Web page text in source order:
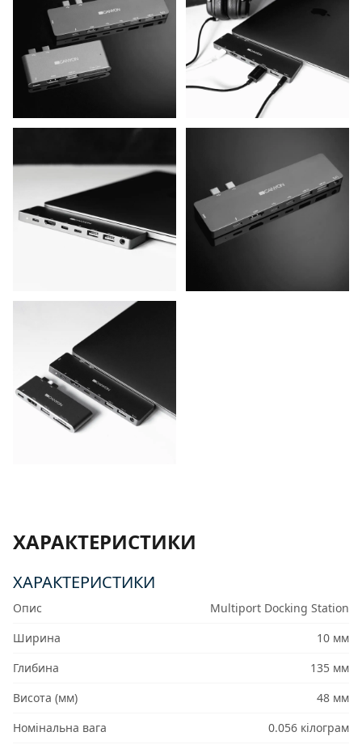
ХАРАКТЕРИСТИКИ
ХАРАКТЕРИСТИКИ
Опис
Multiport Docking Station
Ширина
10 мм
Глибина
135 мм
Висота (мм)
48 мм
Номінальна вага
0.056 кілограм